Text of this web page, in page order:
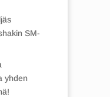
SM-
yhden